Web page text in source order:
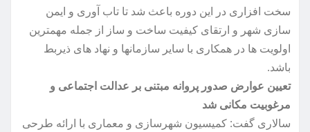
سخت افزاری در این دوره باعث شد تا تاب آوری و ایمن
سازی شهر و ارتقای کیفیت ساخت و ساز از جمله مهمترین
اولویت ها در همکاری با سایر سازمانها و نهاد های ذیربط
باشد.
تعیین عوارض صدور پروانه مبتنی بر عدالت اجتماعی و
مرغوبیت مکانی شد
سالاری گفت: کمیسیون شهرسازی و معماری با ارائه طرحی